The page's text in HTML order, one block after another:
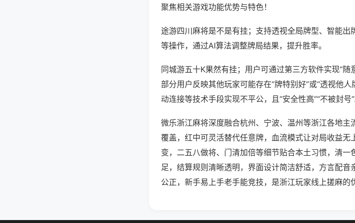
聚焦相关游戏功能优势与特色！
途游四川麻将是不是有挂；支持透视全局牌型、智能
等操作，通过AI算法调整牌局结果，提升胜率。
同城游五十K果然有挂；用户可通过第三方软件实现“随
部分用户反映其他玩家可能存在“牌特别好”或“透视他
动连接等技术手段实现不平公，且“安全性高”“不被封号”
微乐浙江麻将深度融合杭州、宁波、温州等浙江各地
覆盖，红中可灵活替代任意牌，血流模式让对局收益
变，二五八做将、门清加倍等细节贴合本土习惯，清
足，结算规则清晰透明，界面设计简洁舒适，方言配
公正，新手易上手老手能竞技，是浙江玩家线上搓麻的